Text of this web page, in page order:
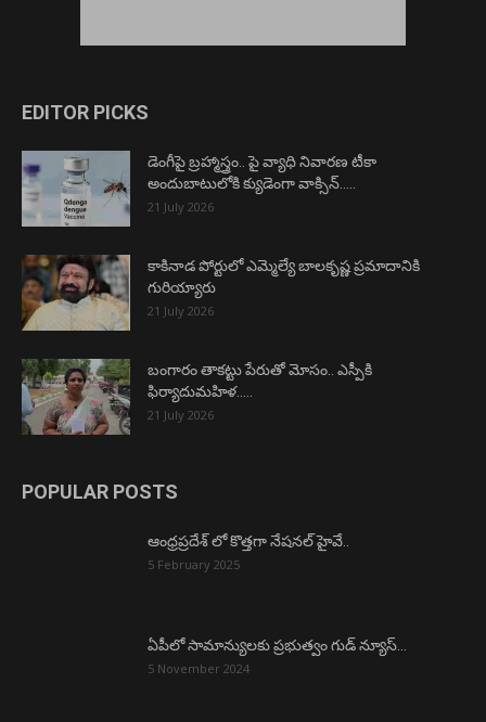
EDITOR PICKS
డెంగీపై బ్రహ్మాస్త్రం.. పై వ్యాధి నివారణ టీకా
అందుబాటులోకి క్యుడెంగా వాక్సిన్…..
21 July 2026
కాకినాడ పోర్టులో ఎమ్మెల్యే బాలకృష్ణ ప్రమాదానికి
గురియ్యారు
21 July 2026
బంగారం తాకట్టు పేరుతో మోసం.. ఎస్పీకి
ఫిర్యాదుమహిళ…..
21 July 2026
POPULAR POSTS
ఆంధ్రప్రదేశ్ లో కొత్తగా నేషనల్ హైవే..
5 February 2025
ఏపీలో సామాన్యులకు ప్రభుత్వం గుడ్ న్యూస్…
5 November 2024